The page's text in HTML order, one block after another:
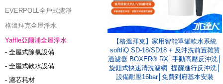
EVERPOLL全戶式濾淨
格溫拜克全屋淨水
Yaffle亞爾浦全屋淨水
- 全屋式除氯設備
- 全屋式軟水設備
- 濾芯耗材
【格溫拜克】家用智能單罐軟水系統
softliQ SD-18/SD18 + 反沖洗前置雜質
過濾器 BOXER® RX│手動高壓反沖洗│
旋鈕式快速清洗濾網│提醒進行反沖洗│
設備耐壓16bar│免費到府基本安裝